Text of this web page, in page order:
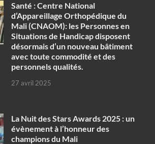
Santé : Centre National
d’Appareillage Orthopédique du
Mali (CNAOM): les Personnes en
Situations de Handicap disposent
désormais d’un nouveau bâtiment
avec toute commodité et des
personnels qualités.
27 avril 2025
‎La Nuit des Stars Awards 2025 : un
évènement à l’honneur des
champions du Mali